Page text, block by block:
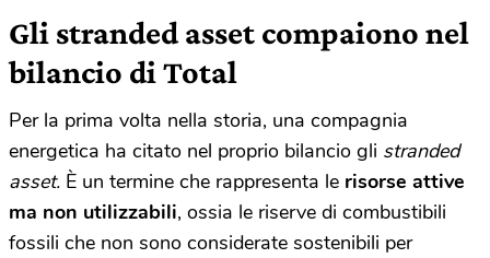
Gli stranded asset compaiono nel
bilancio di Total
Per la prima volta nella storia, una compagnia
energetica ha citato nel proprio bilancio gli stranded
asset. È un termine che rappresenta le risorse attive
ma non utilizzabili, ossia le riserve di combustibili
fossili che non sono considerate sostenibili per